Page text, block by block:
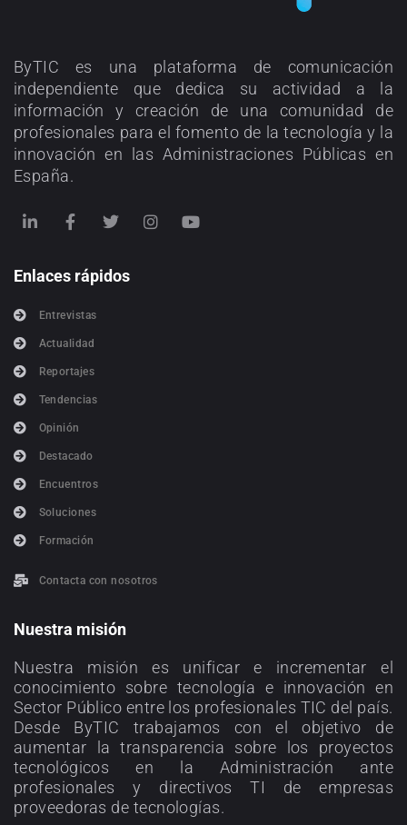
ByTIC es una plataforma de comunicación
independiente que dedica su actividad a la
información y creación de una comunidad de
profesionales para el fomento de la tecnología y la
innovación en las Administraciones Públicas en
España.
Enlaces rápidos
Entrevistas
Actualidad
Reportajes
Tendencias
Opinión
Destacado
Encuentros
Soluciones
Formación
Contacta con nosotros
Nuestra misión
Nuestra misión es unificar e incrementar el
conocimiento sobre tecnología e innovación en
Sector Público entre los profesionales TIC del país.
Desde ByTIC trabajamos con el objetivo de
aumentar la transparencia sobre los proyectos
tecnológicos en la Administración ante
profesionales y directivos TI de empresas
proveedoras de tecnologías.